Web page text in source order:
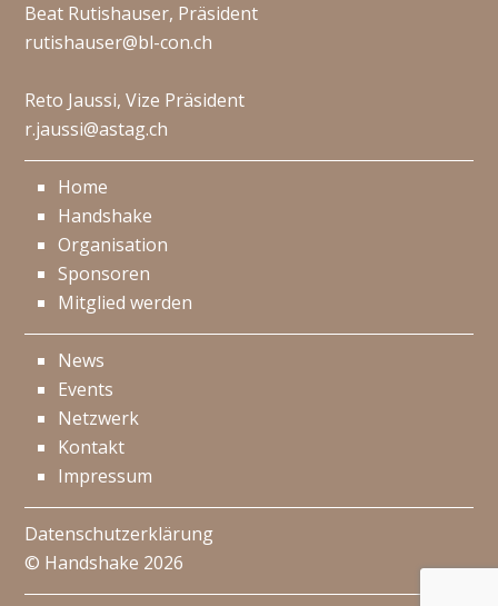
Beat Rutishauser, Präsident
rutishauser@bl-con.ch
Reto Jaussi, Vize Präsident
r.jaussi@astag.ch
Home
Handshake
Organisation
Sponsoren
Mitglied werden
News
Events
Netzwerk
Kontakt
Impressum
Datenschutzerklärung
© Handshake 2026